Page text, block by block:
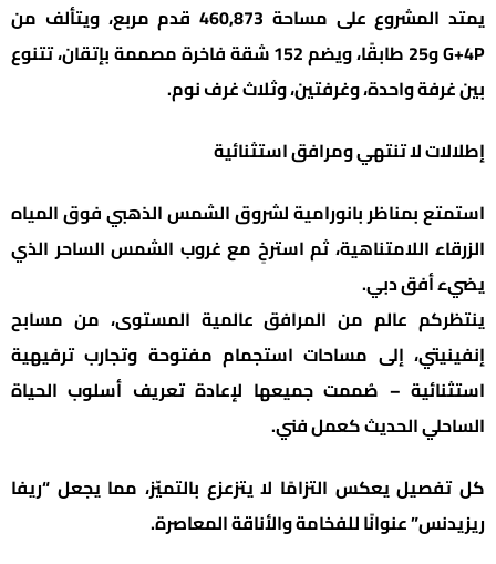
يمتد المشروع على مساحة 460,873 قدم مربع، ويتألف من
G+4P و25 طابقًا، ويضم 152 شقة فاخرة مصممة بإتقان، تتنوع
بين غرفة واحدة، وغرفتين، وثلاث غرف نوم.
إطلالات لا تنتهي ومرافق استثنائية
استمتع بمناظر بانورامية لشروق الشمس الذهبي فوق المياه
الزرقاء اللامتناهية، ثم استرخِ مع غروب الشمس الساحر الذي
يضيء أفق دبي.
ينتظركم عالم من المرافق عالمية المستوى، من مسابح
إنفينيتي، إلى مساحات استجمام مفتوحة وتجارب ترفيهية
استثنائية – صُممت جميعها لإعادة تعريف أسلوب الحياة
الساحلي الحديث كعمل فني.
كل تفصيل يعكس التزامًا لا يتزعزع بالتميّز، مما يجعل “ريفا
ريزيدنس” عنوانًا للفخامة والأناقة المعاصرة.